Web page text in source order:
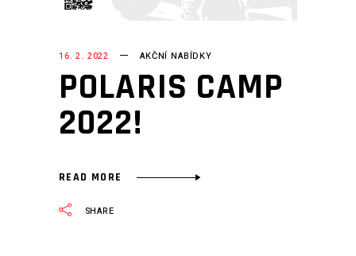
16. 2. 2022 AKČNÍ NABÍDKY
POLARIS CAMP
2022!
READ MORE
SHARE